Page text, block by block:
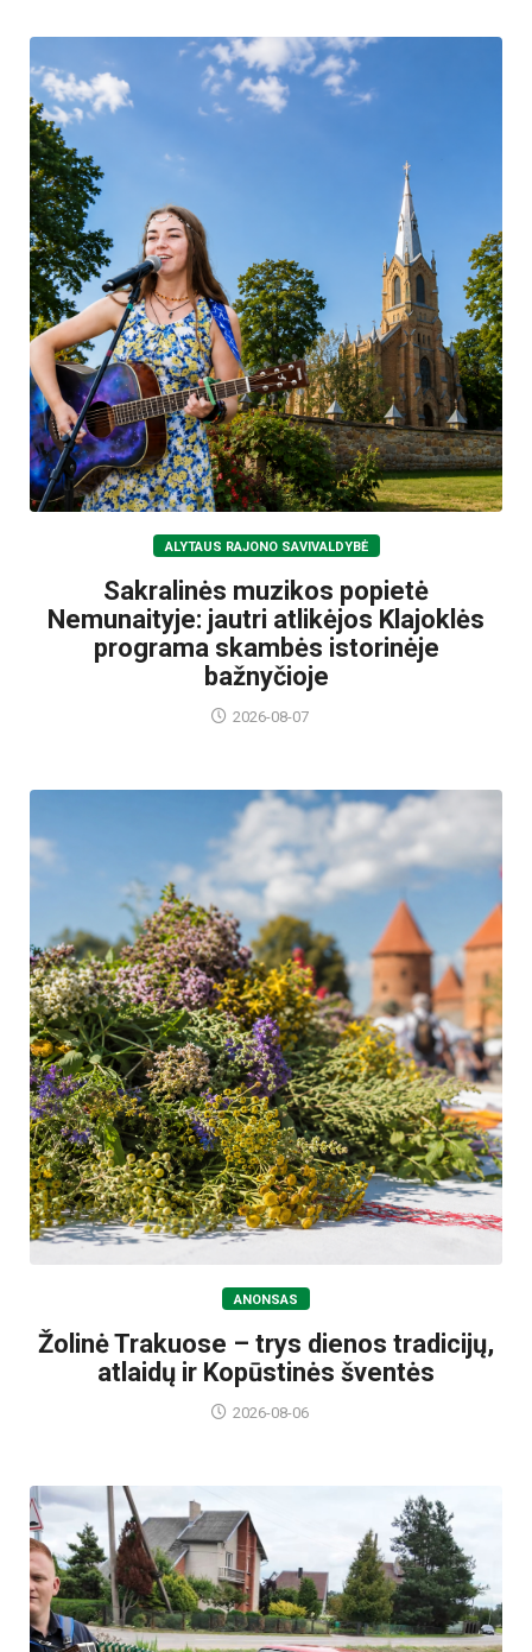
ALYTAUS RAJONO SAVIVALDYBĖ
Sakralinės muzikos popietė
Nemunaityje: jautri atlikėjos Klajoklės
programa skambės istorinėje
bažnyčioje
2026-08-07
ANONSAS
Žolinė Trakuose – trys dienos tradicijų,
atlaidų ir Kopūstinės šventės
2026-08-06